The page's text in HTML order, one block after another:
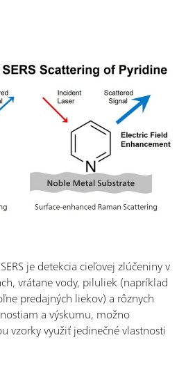
je detekcia cieľovej zlúčeniny v
vrátane vody, piluliek (napríklad
predajných liekov) a rôznych
a výskumu, možno
vzorky využiť jedinečné vlastnosti